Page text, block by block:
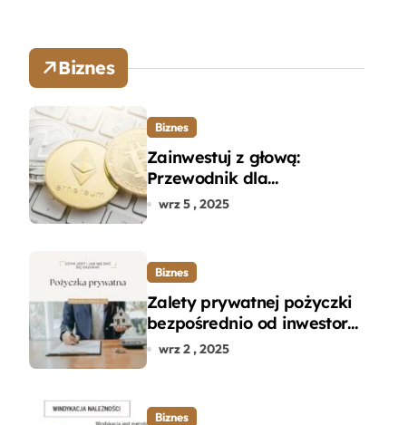
Biznes
Biznes
Zainwestuj z głową:
Przewodnik dla
początkujących w zakupie
wrz 5 , 2025
Biznes
Zalety prywatnej pożyczki
bezpośrednio od inwestora
– dlaczego warto?
wrz 2 , 2025
Biznes